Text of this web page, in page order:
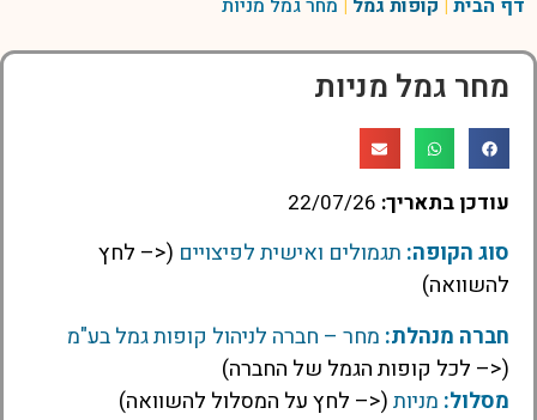
דף הבית | קופות גמל | מחר גמל מניות
מחר גמל מניות
עודכן בתאריך: 22/07/26
סוג הקופה: תגמולים ואישית לפיצויים (<– לחץ
להשוואה)
חברה מנהלת: מחר – חברה לניהול קופות גמל בע"מ
(<– לכל קופות הגמל של החברה)
מסלול: מניות(<– לחץ על המסלול להשוואה)